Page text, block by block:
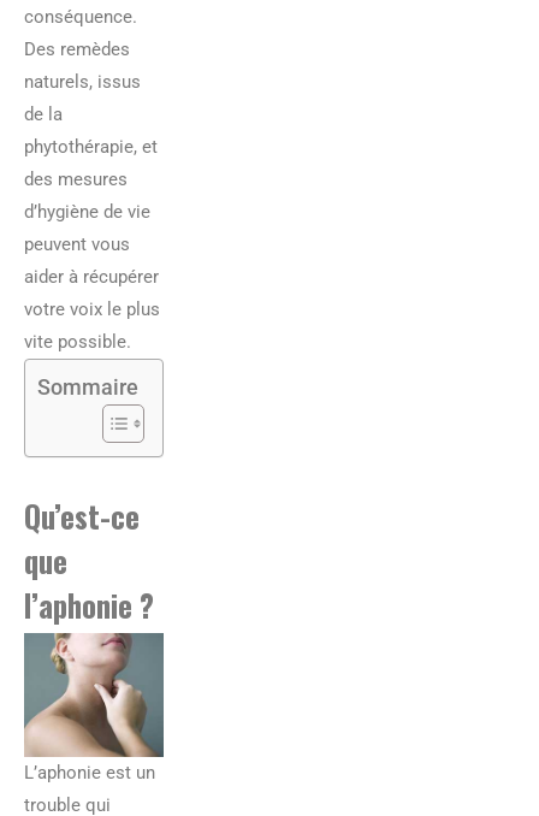
conséquence.
Des remèdes
naturels, issus
de la
phytothérapie, et
des mesures
d’hygiène de vie
peuvent vous
aider à récupérer
votre voix le plus
vite possible.
Sommaire
Qu’est-ce
que
l’aphonie ?
L’aphonie est un
trouble qui